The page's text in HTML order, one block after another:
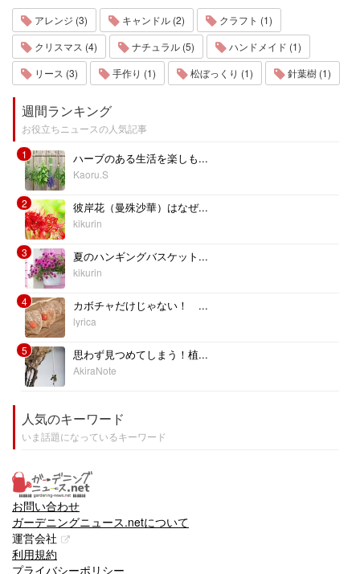
アレンジ (3) キャンドル (2)
クラフト (1)
クリスマス (4)
ナチュラル (5)
ハンドメイド (1)
リース (3)
手作り (1) 松ぼっくり (1) 針葉樹 (1)
週間ランキング
お役立ちニュースの人気記事
1
ハーブのある生活を楽しも...
Kaoru.S
2 彼岸花（曼殊沙華）はなぜ...
kikurin
3 夏のハンギングバスケット...
kikurin
4 カボチャだけじゃない！ ...
lyrica
5 思わず見つめてしまう！植...
AkiraNote
人気のキーワード
いま話題になっているキーワード
お問い合わせ
ガーデニングニュース.netについて
運営会社
利用規約
プライバシーポリシー